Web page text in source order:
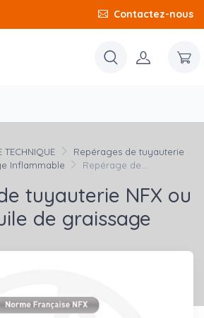
Contactez-nous
TECHNIQUE
Repérages de tuyauterie
Inflammable
Repérage de...
tuyauterie NFX ou
de graissage